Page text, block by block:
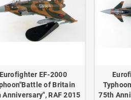
Eurofighter EF-2000
of Britain
Anniversary", RAF 2015
75th